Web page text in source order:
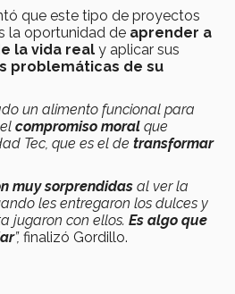
que este tipo de proyectos
la oportunidad de aprender a
la vida real y aplicar sus
problemáticas de su
un alimento funcional para
compromiso moral que
Tec, que es el de transformar
muy sorprendidas al ver la
les entregaron los dulces y
jugaron con ellos. Es algo que
”, finalizó Gordillo.